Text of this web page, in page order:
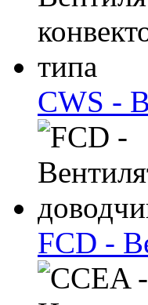
CWS -
FCD -